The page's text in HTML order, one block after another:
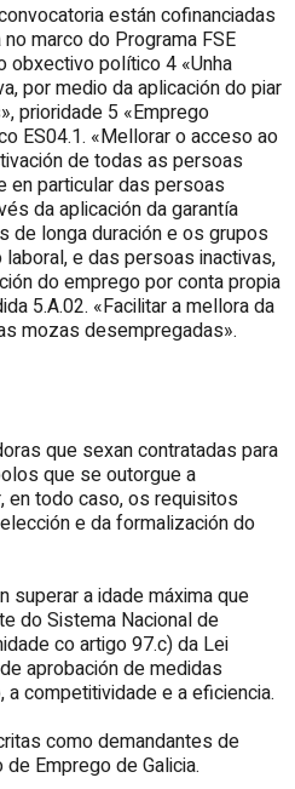
están cofinanciadas
marco do Programa FSE
obxectivo político 4 «Unha
por medio da aplicación do piar
prioridade 5 «Emprego
ES04.1. «Mellorar o acceso ao
de todas as persoas
en particular das persoas
da aplicación da garantía
de longa duración e os grupos
e das persoas inactivas,
do emprego por conta propia
5.A.02. «Facilitar a mellora da
mozas desempregadas».
que sexan contratadas para
que se outorgue a
en todo caso, os requisitos
e da formalización do
superar a idade máxima que
do Sistema Nacional de
co artigo 97.c) da Lei
aprobación de medidas
competitividade e a eficiencia.
como demandantes de
Emprego de Galicia.